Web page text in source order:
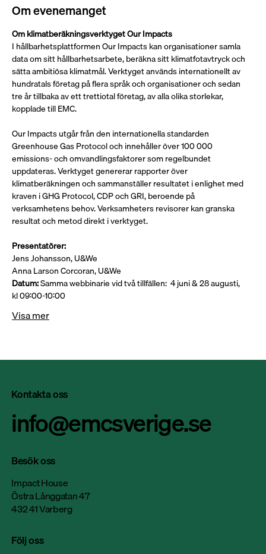
Om evenemanget
Om klimatberäkningsverktyget Our Impacts
I hållbarhetsplattformen Our Impacts kan organisationer samla
data om sitt hållbarhetsarbete, beräkna sitt klimatfotavtryck och
sätta ambitiösa klimatmål. Verktyget används internationellt av
hundratals företag på flera språk och organisationer och sedan
tre år tillbaka av ett trettiotal företag, av alla olika storlekar,
kopplade till EMC.
Our Impacts utgår från den internationella standarden
Greenhouse Gas Protocol och innehåller över 100 000
emissions- och omvandlingsfaktorer som regelbundet
uppdateras. Verktyget genererar rapporter över
klimatberäkningen och sammanställer resultatet i enlighet med
kraven i GHG Protocol, CDP och GRI, beroende på
verksamhetens behov. Verksamheters revisorer kan granska
resultat och metod direkt i verktyget.
Presentatörer:
Jens Johansson, U&We
Anna Larson Corcoran, U&We
Datum: Samma webbinarie vid två tillfällen:  4 juni & 28 augusti,
kl 09:00-10:00
Visa mer
Besök oss
Impact House
Östra Långgatan 47
432 41 Varberg
Följ oss
Kontakta oss
info@emcsverige.se